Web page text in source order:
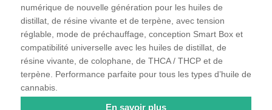
numérique de nouvelle génération pour les huiles de
distillat, de résine vivante et de terpène, avec tension
réglable, mode de préchauffage, conception Smart Box et
compatibilité universelle avec les huiles de distillat, de
résine vivante, de colophane, de THCA / THCP et de
terpène. Performance parfaite pour tous les types d’huile de
cannabis.
En savoir plus